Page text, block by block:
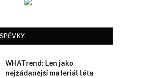
WHATrend: Len jako
nejžádanější materiál léta